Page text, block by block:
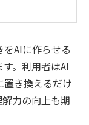
AIに作らせる
。利用者はAI
き換えるだけ
力の向上も期